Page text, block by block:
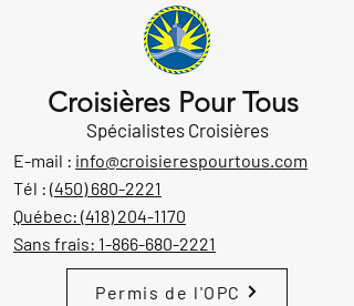
Croisières Pour Tous
Spécialistes Croisières
E-mail : info@croisierespourtous.com
Tél : (450) 680-2221
Québec: (418) 204-1170
Sans frais: 1-866-680-2221
Permis de l'OPC